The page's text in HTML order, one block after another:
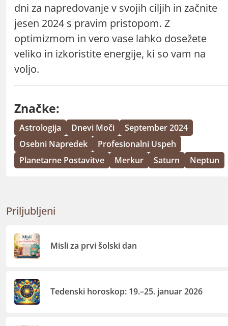
dni za napredovanje v svojih ciljih in začnite
jesen 2024 s pravim pristopom. Z
optimizmom in vero vase lahko dosežete
veliko in izkoristite energije, ki so vam na
voljo.
Značke:
Astrologija Dnevi Moči
September 2024
Osebni Napredek
Profesionalni Uspeh
Planetarne Postavitve
Merkur Saturn Neptun
Priljubljeni
Misli za prvi šolski dan
Tedenski horoskop: 19.–25. januar 2026